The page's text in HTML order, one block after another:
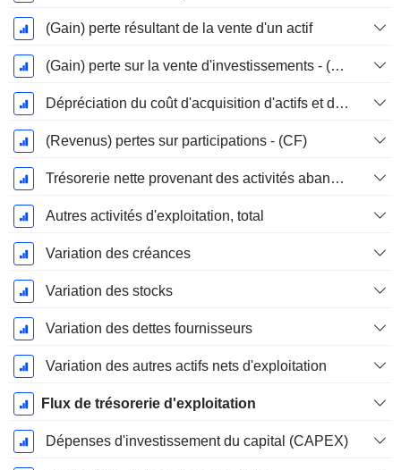
(Gain) perte résultant de la vente d'un actif
(Gain) perte sur la vente d'investissements - (CF)
Dépréciation du coût d'acquisition d'actifs et dépenses de restructuration
(Revenus) pertes sur participations - (CF)
Trésorerie nette provenant des activités abandonnées
Autres activités d'exploitation, total
Variation des créances
Variation des stocks
Variation des dettes fournisseurs
Variation des autres actifs nets d'exploitation
Flux de trésorerie d'exploitation
Dépenses d'investissement du capital (CAPEX)